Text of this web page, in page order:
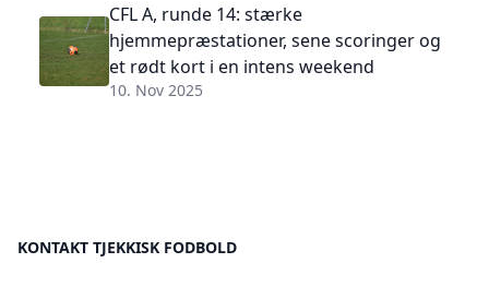
CFL A, runde 14: stærke
hjemmepræstationer, sene scoringer og
et rødt kort i en intens weekend
10. Nov 2025
KONTAKT TJEKKISK FODBOLD